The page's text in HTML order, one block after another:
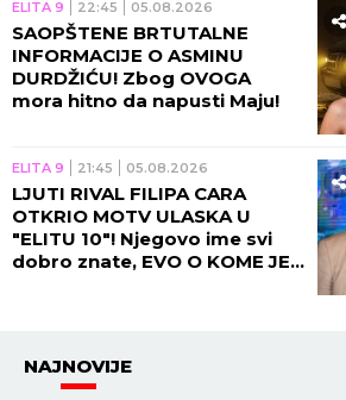
ELITA 9 22:45 05.08.2026
SAOPŠTENE BRTUTALNE
INFORMACIJE O ASMINU
DURDŽIĆU! Zbog OVOGA
mora hitno da napusti Maju!
ELITA 9 21:45 05.08.2026
LJUTI RIVAL FILIPA CARA
OTKRIO MOTV ULASKA U
"ELITU 10"! Njegovo ime svi
dobro znate, EVO O KOME JE
NAJNOVIJE